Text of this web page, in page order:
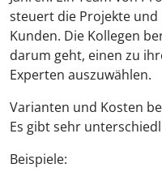
steuert die Projekte
Kunden. Die Kollegen
darum geht, einen zu
Experten auszuwählen.
Varianten und Kosten
Es gibt sehr
Beispiele: